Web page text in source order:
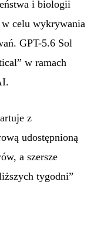
i biologii
celu wykrywania
GPT-5.6 Sol
w ramach
z
udostępnioną
a szersze
tygodni”